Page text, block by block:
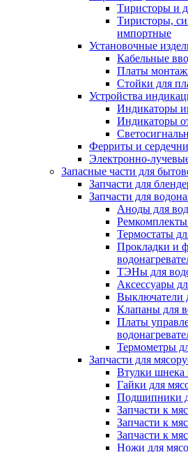
Тиристоры и
Тиристоры,
импортные
Установочные
Кабельные
Платы
Стойки для
Устройства
Индикаторы
Индикаторы
Ферриты и
Электронно-
Запасные части для
Запчасти для
Запчасти для
Аноды для
Ремкомплекты
Термостаты
Прокладки и
ТЭНы для
Аксессуары
Выключатели
Клапаны для
Платы
Термометры
Запчасти для
Втулки шнека
Гайки для
Подшипники
Запчасти к
Запчасти к
Запчасти к
Ножи для